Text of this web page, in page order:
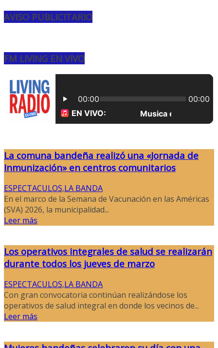
AVISO PUBLICITARIO
FM LIVING EN VIVO
La comuna bandeña realizó una «Jornada de
Inmunización» en centros comunitarios
ESPECTACULOS,LA BANDA
En el marco de la Semana de Vacunación en las Américas
(SVA) 2026, la municipalidad...
Leer más
Los operativos integrales de salud se realizarán
durante todos los jueves de marzo
ESPECTACULOS,LA BANDA
Con gran convocatoria continúan realizándose los
operativos de salud integral en donde los vecinos de...
Leer más